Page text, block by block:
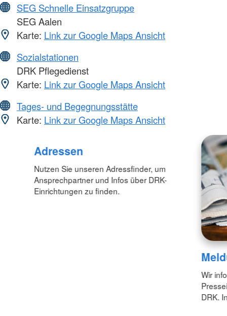
SEG Schnelle Einsatzgruppe
SEG Aalen
Karte: Link zur Google Maps Ansicht
Sozialstationen
DRK Pflegedienst
Karte: Link zur Google Maps Ansicht
Tages- und Begegnungsstätte
Karte: Link zur Google Maps Ansicht
Adressen
Nutzen Sie unseren Adressfinder, um
Ansprechpartner und Infos über DRK-
Einrichtungen zu finden.
Wir
DRK.